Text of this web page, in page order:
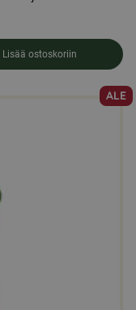
kg
Lisää ostoskoriin
ALE